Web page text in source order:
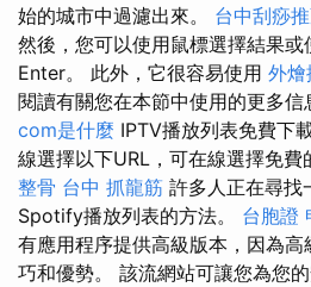
始的城市中過濾出來。 台中刮痧
然後，您可以使用鼠標選擇結果
Enter。 此外，它很容易使用 外燴
閱讀有關您在本節中使用的更多信
com是什麼 IPTV播放列表免費下
線選擇以下URL，可在線選擇免費
整骨 台中 抓龍筋 許多人正在尋找
Spotify播放列表的方法。 台胞證
有應用程序提供高級版本，因為
巧和優勢。 該流網站可讓您為您